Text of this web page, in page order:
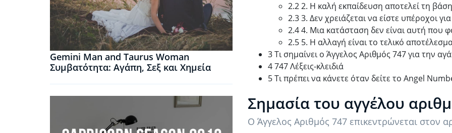
Gemini Man and Taurus Woman
Συμβατότητα: Αγάπη, Σεξ και Χημεία
2.2 2. Η καλή εκπαίδευση αποτελεί τη
2.3 3. Δεν χρειάζεται να είστε υπέροχοι
2.4 4. Μια κατάσταση δεν είναι αυτή που
2.5 5. Η αλλαγή είναι το τελικό
3 Τι σημαίνει ο Άγγελος Αριθμός 747 για την
4 747 Λέξεις-κλειδιά
5 Τι πρέπει να κάνετε όταν δείτε το Angel
Σημασία του αγγέλου
Ο Άγγελος Αριθμός 747 επικεντρώνεται στον